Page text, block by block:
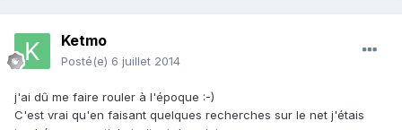
Ketmo
Posté(e) 6 juillet 2014
j'ai dû me faire rouler à l'époque :-)
C'est vrai qu'en faisant quelques recherches sur le net j'étais